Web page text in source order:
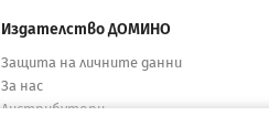
Издателство ДОМИНО
Защита на личните данни
За нас
Дистрибутори